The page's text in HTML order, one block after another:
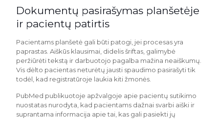
Dokumentų pasirašymas planšetėje
ir pacientų patirtis
Pacientams planšetė gali būti patogi, jei procesas yra
paprastas. Aiškūs klausimai, didelis šriftas, galimybė
peržiūrėti tekstą ir darbuotojo pagalba mažina neaiškumų.
Vis dėlto pacientas neturėtų jausti spaudimo pasirašyti tik
todėl, kad registratūroje laukia kiti žmonės.
PubMed publikuotoje apžvalgoje apie pacientų sutikimo
nuostatas nurodyta, kad pacientams dažnai svarbi aiški ir
suprantama informacija apie tai, kas gali pasiekti jų